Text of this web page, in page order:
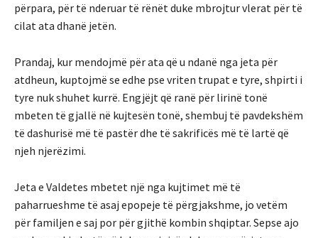
përpara, për të nderuar të rënët duke mbrojtur vlerat për të
cilat ata dhanë jetën.
Prandaj, kur mendojmë për ata që u ndanë nga jeta për
atdheun, kuptojmë se edhe pse vriten trupat e tyre, shpirti i
tyre nuk shuhet kurrë. Engjëjt që ranë për lirinë tonë
mbeten të gjallë në kujtesën tonë, shembuj të pavdekshëm
të dashurisë më të pastër dhe të sakrificës më të lartë që
njeh njerëzimi.
Jeta e Valdetes mbetet një nga kujtimet më të
paharrueshme të asaj epopeje të përgjakshme, jo vetëm
për familjen e saj por për gjithë kombin shqiptar. Sepse ajo